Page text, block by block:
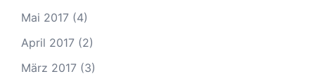
Mai 2017 (4)
April 2017 (2)
März 2017 (3)